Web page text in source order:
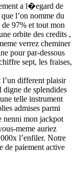
a l�egard de
l’on nomme du
97% et tout mon
orbite des credits ,
verrez cheminer
pour par-dessous
sept, les fraises,
different plaisir
de splendides
telle instrument
admises parmi
mon jackpot
meme auriez
l’enfiler. Notre
de paiement active